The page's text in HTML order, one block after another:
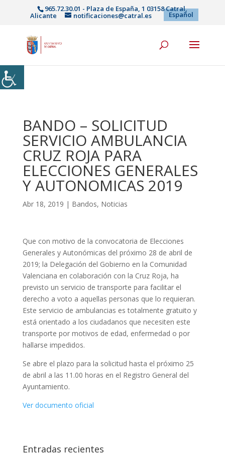
965.72.30.01 - Plaza de España, 1 03158 Catral,
Alicante notificaciones@catral.es Español
BANDO – SOLICITUD
SERVICIO AMBULANCIA
CRUZ ROJA PARA
ELECCIONES GENERALES
Y AUTONOMICAS 2019
Abr 18, 2019 | Bandos, Noticias
Que con motivo de la convocatoria de Elecciones
Generales y Autonómicas del próximo 28 de abril de
2019; la Delegación del Gobierno en la Comunidad
Valenciana en colaboración con la Cruz Roja, ha
previsto un servicio de transporte para facilitar el
derecho a voto a aquellas personas que lo requieran.
Este servicio de ambulancias es totalmente gratuito y
está orientado a los ciudadanos que necesiten este
transporte por motivos de edad, enfermedad o por
hallarse impedidos.
Se abre el plazo para la solicitud hasta el próximo 25
de abril a las 11.00 horas en el Registro General del
Ayuntamiento.
Ver documento oficial
Entradas recientes